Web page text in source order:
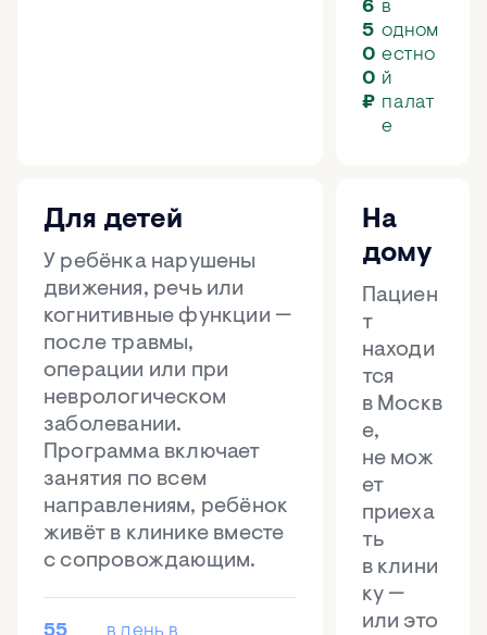
6
5
0
0
₽
в
одном
естно
й
палат
е
Для детей
У ребёнка нарушены
движения, речь или
когнитивные функции —
после травмы,
операции или при
неврологическом
заболевании.
Программа включает
занятия по всем
направлениям, ребёнок
живёт в клинике вместе
с сопровождающим.
На
дому
Пациен
т
находи
тся
в Москв
е,
не мож
ет
приеха
ть
в клини
ку —
или это